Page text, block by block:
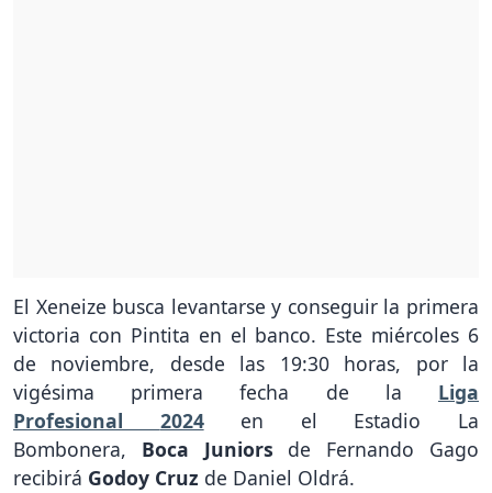
El Xeneize busca levantarse y conseguir la primera
victoria con Pintita en el banco. Este miércoles 6
de noviembre, desde las 19:30 horas, por la
vigésima primera fecha de la Liga
Profesional
2024en el Estadio La
Bombonera, Boca Juniors de Fernando Gago
recibirá Godoy Cruz de Daniel Oldrá.